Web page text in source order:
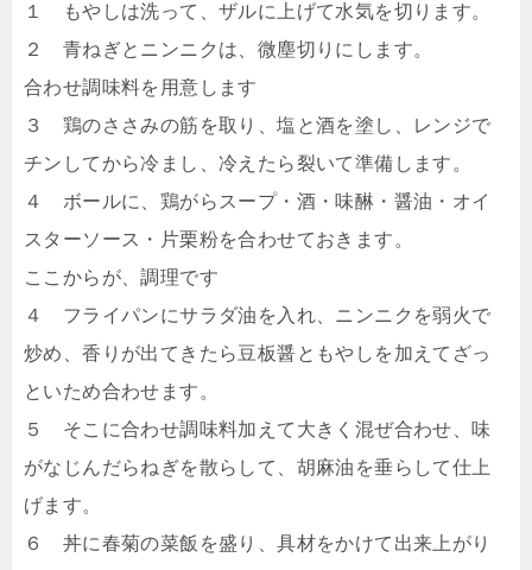
１ もやしは洗って、ザルに上げて水気を切ります。
２ 青ねぎとニンニクは、微塵切りにします。
合わせ調味料を用意します
３ 鶏のささみの筋を取り、塩と酒を塗し、レンジで
チンしてから冷まし、冷えたら裂いて準備します。
４ ボールに、鶏がらスープ・酒・味醂・醤油・オイ
スターソース・片栗粉を合わせておきます。
ここからが、調理です
４ フライパンにサラダ油を入れ、ニンニクを弱火で
炒め、香りが出てきたら豆板醤ともやしを加えてざっ
といため合わせます。
５ そこに合わせ調味料加えて大きく混ぜ合わせ、味
がなじんだらねぎを散らして、胡麻油を垂らして仕上
げます。
６ 丼に春菊の菜飯を盛り、具材をかけて出来上がり